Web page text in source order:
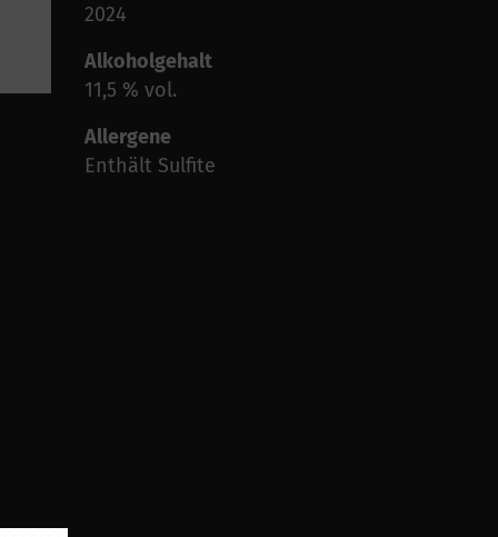
2024
Alkoholgehalt
11,5 % vol.
Allergene
Enthält Sulfite